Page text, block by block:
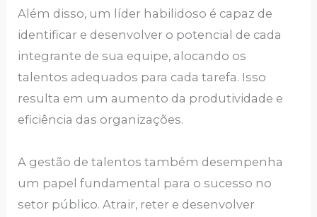
Além disso, um líder habilidoso é capaz de
identificar e desenvolver o potencial de cada
integrante de sua equipe, alocando os
talentos adequados para cada tarefa. Isso
resulta em um aumento da produtividade e
eficiência das organizações.
A gestão de talentos também desempenha
um papel fundamental para o sucesso no
setor público. Atrair, reter e desenvolver